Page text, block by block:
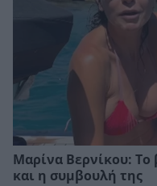
Μαρίνα Βερνίκου: Το
και η συμβουλή της